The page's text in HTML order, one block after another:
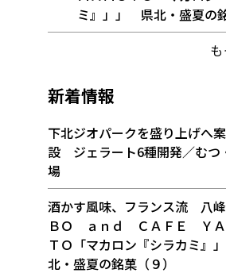
ミ』」」 県北・盛夏の銘
新着情報
下北ジオパークを盛り上げへ
設 ジェラート6種開発／むつ
場
酒かす風味、フランス流 八
ＢＯ ａｎｄ ＣＡＦＥ ＹＡ
ＴＯ「マカロン『シラカミ』
北・盛夏の銘菓（９）